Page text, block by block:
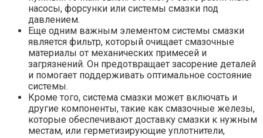
насосы, форсунки или системы смазки под
давлением.
Еще одним важным элементом системы смазки
является фильтр, который очищает смазочные
материалы от механических примесей и
загрязнений. Он предотвращает засорение деталей
и помогает поддерживать оптимальное состояние
системы.
Кроме того, система смазки может включать и
другие компоненты, такие как смазочные железы,
которые обеспечивают доставку смазки к нужным
местам, или герметизирующие уплотнители,